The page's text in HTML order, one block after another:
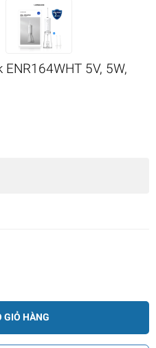
5V, 5W,
GIỎ HÀNG